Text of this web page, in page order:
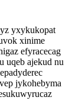
yxykukopat
xinime
efyracecag
uqeb ajekud nu
jykohebyma